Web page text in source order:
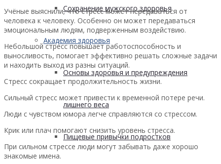
Сохранение мужского здоровья
Академия здоровья
Основы здоровья и предупреждения
лишнего веса
Пищевые привычки подростков
Учёные выяснили, что стресс может передаваться от
человека к человеку. Особенно он может передаваться
эмоциональным людям, подверженным воздействию.
Небольшой стресс повышает работоспособность и
выносливость, помогает эффективно решать сложные задачи
и находить выход из разны ситуаций.
Стресс сокращает продолжительность жизни.
Сильный стресс может привести к временной потере речи.
Люди с чувством юмора легче справляются со стрессом.
Крик или плач помогают снизить уровень стресса.
При сильном стрессе люди могут забывать даже хорошо
знакомые имена.